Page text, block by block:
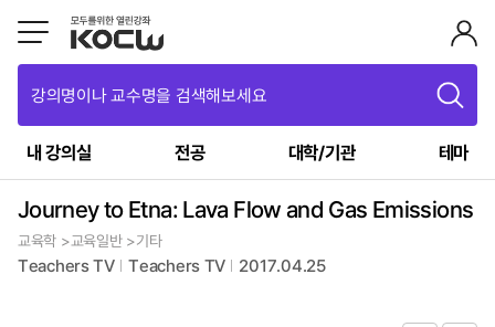
강의명이나 교수명을 검색해보세요
내 강의실 전공 대학/기관 테마
Journey to Etna: Lava Flow and Gas Emissions
교육학 >교육일반 >기타
Teachers TV Teachers TV 2017.04.25